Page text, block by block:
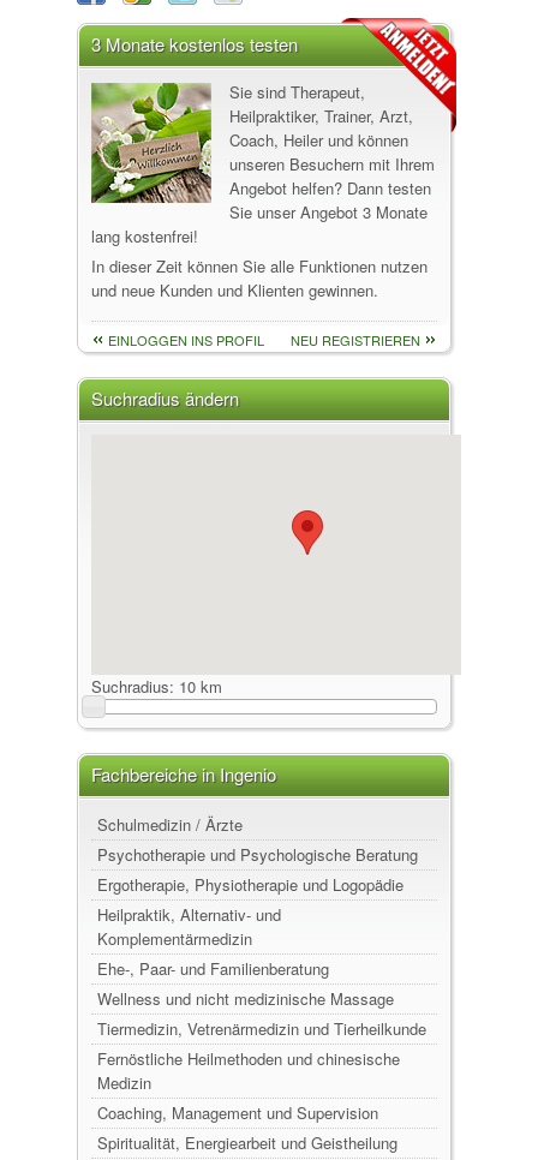
3 Monate kostenlos testen
Sie sind Therapeut,
Heilpraktiker, Trainer, Arzt,
Coach, Heiler und können
unseren Besuchern mit Ihrem
Angebot helfen? Dann testen
Sie unser Angebot 3 Monate
lang kostenfrei!
In dieser Zeit können Sie alle Funktionen nutzen
und neue Kunden und Klienten gewinnen.
EINLOGGEN INS PROFIL NEU REGISTRIEREN
Suchradius ändern
Suchradius: 10 km
Fachbereiche in Ingenio
Schulmedizin / Ärzte
Psychotherapie und Psychologische Beratung
Ergotherapie, Physiotherapie und Logopädie
Heilpraktik, Alternativ- und
Komplementärmedizin
Ehe-, Paar- und Familienberatung
Wellness und nicht medizinische Massage
Tiermedizin, Vetrenärmedizin und Tierheilkunde
Fernöstliche Heilmethoden und chinesische
Medizin
Coaching, Management und Supervision
Spiritualität, Energiearbeit und Geistheilung